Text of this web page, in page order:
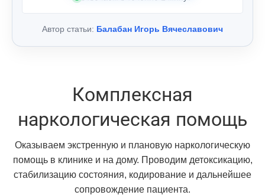
Автор статьи: Балабан Игорь Вячеславович
Комплексная
наркологическая помощь
Оказываем экстренную и плановую наркологическую
помощь в клинике и на дому. Проводим детоксикацию,
стабилизацию состояния, кодирование и дальнейшее
сопровождение пациента.